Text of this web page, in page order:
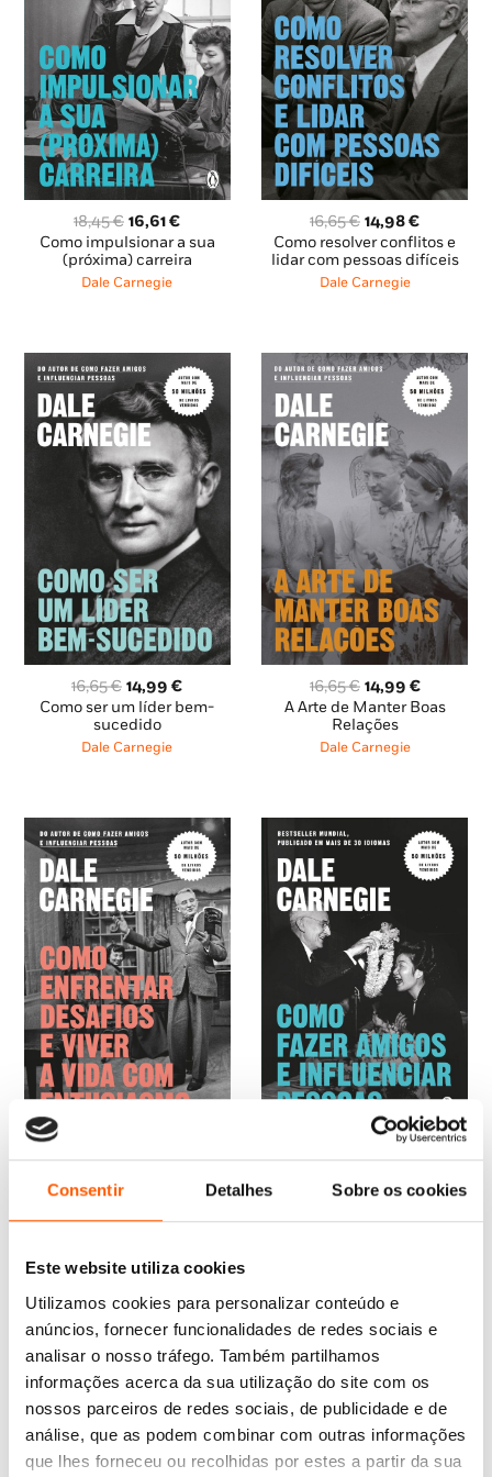
Consentir Detalhes Sobre os cookies
Este website utiliza cookies
Utilizamos cookies para personalizar conteúdo e
anúncios, fornecer funcionalidades de redes sociais e
analisar o nosso tráfego. Também partilhamos
informações acerca da sua utilização do site com os
nossos parceiros de redes sociais, de publicidade e de
análise, que as podem combinar com outras informações
que lhes forneceu ou recolhidas por estes a partir da sua
18,45€ O
preço
original
era:
16,61€O
preço
atual
Como impulsionar a sua
(próxima) carreira
Dale Carnegie
16,65€ O
preço
original
era:
14,98€O
preço
atual
Como resolver conflitos e
lidar com pessoas difíceis
Dale Carnegie
16,65€ O
preço
original
era:
14,99€O
preço
Como ser um líder bem-
sucedido
Dale Carnegie
16,65€ O
preço
original
era:
14,99 €O
preço
A Arte de Manter Boas
Relações
Dale Carnegie
16,65 €.
atual
14,99 €.
viver a vida com entusiasmo
original
13,95 €.
12,56
atual
12,56 €.
influenciar pessoas